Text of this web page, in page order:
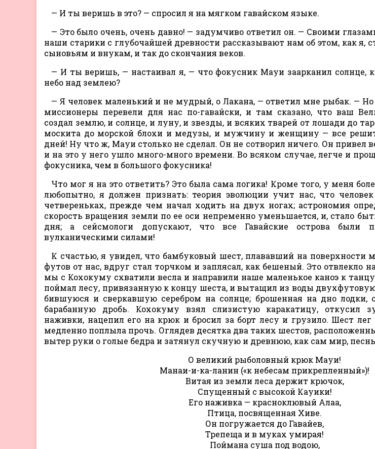
— И ты веришь в это? — спросил я на мягком гавайском языке.
— Это было очень, очень давно! — задумчиво ответил он. — Своими
наши старики с глубочайшей древности рассказывают нам об этом, как я,
сыновьям и внукам, и так до скончания веков.
— И ты веришь, — настаивал я, — что фокусник Мауи заарканил солнце,
небо над землею?
— Я человек маленький и не мудрый, о Лакана, — ответил мне рыбак. —
миссионеры перевели для нас по-гавайски, и там сказано, что ваш
создал землю, и солнце, и луну, и звезды, и всяких тварей от лошади до
москита до морской блохи и медузы, и мужчину и женщину — все
дней! Ну что ж, Мауи столько не сделал. Он не сотворил ничего. Он привел
и на это у него ушло много-много времени. Во всяком случае, легче и
фокусника, чем в большого фокусника!
Что мог я на это ответить? Это была сама логика! Кроме того, у меня
любопытно, я должен признать: теория эволюции учит нас, что человек
четвереньках, прежде чем начал ходить на двух ногах; астрономия
скорость вращения земли по ее оси непременно уменьшается, и, стало
дня; а сейсмологи допускают, что все Гавайские острова были
вулканическими силами!
К счастью, я увидел, что бамбуковый шест, плававший на поверхности
футов от нас, вдруг стал торчком и заплясал, как бешеный. Это отвлекло
мы с Кохокуму схватили весла и направили наше маленькое каноэ к
поймал лесу, привязанную к концу шеста, и вытащил из воды
бившуюся и сверкавшую серебром на солнце; брошенная на дно лодки,
барабанную дробь. Кохокуму взял слизистую каракатицу, откусил
наживки, нацепил его на крюк и бросил за борт лесу и грузило. Шест
медленно поплыла прочь. Оглядев десятка два таких шестов,
вытер руки о голые бедра и затянул скучную и древнюю, как сам мир,
О великий рыболовный крюк Мауи!
Манаи-и-ка-ланин («к небесам прикрепленный»)!
Витая из земли леса держит крючок,
Спущенный с высокой Кауики!
Его наживка — красноклювый Алаа,
Птица, посвященная Хиве.
Он погружается до Гавайев,
Трепеща и в муках умирая!
Поймана суша под водою,